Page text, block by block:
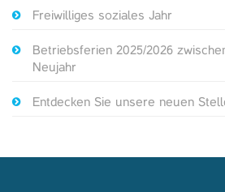
Freiwilliges soziales Jahr
Betriebsferien 2025/2026
Neujahr
Entdecken Sie unsere neuen